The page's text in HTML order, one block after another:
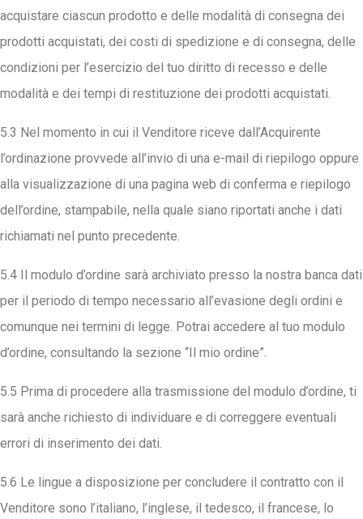
acquistare ciascun prodotto e delle modalità di consegna dei
prodotti acquistati, dei costi di spedizione e di consegna, delle
condizioni per l’esercizio del tuo diritto di recesso e delle
modalità e dei tempi di restituzione dei prodotti acquistati.
5.3 Nel momento in cui il Venditore riceve dall’Acquirente
l’ordinazione provvede all’invio di una e-mail di riepilogo oppure
alla visualizzazione di una pagina web di conferma e riepilogo
dell’ordine, stampabile, nella quale siano riportati anche i dati
richiamati nel punto precedente.
5.4 Il modulo d’ordine sarà archiviato presso la nostra banca dati
per il periodo di tempo necessario all’evasione degli ordini e
comunque nei termini di legge. Potrai accedere al tuo modulo
d’ordine, consultando la sezione “Il mio ordine”.
5.5 Prima di procedere alla trasmissione del modulo d’ordine, ti
sarà anche richiesto di individuare e di correggere eventuali
errori di inserimento dei dati.
5.6 Le lingue a disposizione per concludere il contratto con il
Venditore sono l’italiano, l’inglese, il tedesco, il francese, lo